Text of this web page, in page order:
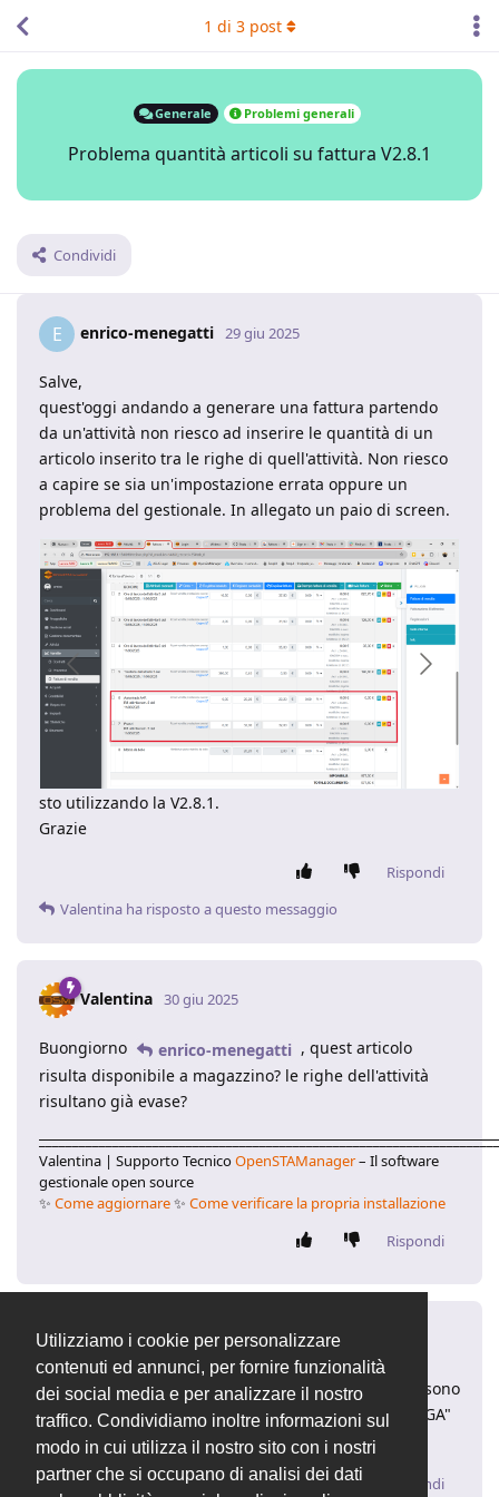
Utilizziamo i cookie per personalizzare
contenuti ed annunci, per fornire funzionalità
dei social media e per analizzare il nostro
traffico. Condividiamo inoltre informazioni sul
modo in cui utilizza il nostro sito con i nostri
partner che si occupano di analisi dei dati
Generale Problemi generali
Problema quantità articoli su fattura V2.8.1
Condividi
1 di 3post
E enrico-menegatti 29 giu 2025
Salve,
quest'oggi andando a generare una fattura partendo
da un'attività non riesco ad inserire le quantità di un
articolo inserito tra le righe di quell'attività. Non riesco
a capire se sia un'impostazione errata oppure un
problema del gestionale. In allegato un paio di screen.
sto utilizzando la V2.8.1.
Grazie
Rispondi
Valentina ha risposto a questo messaggio
Valentina 30 giu 2025
Buongiorno enrico-menegatti , quest articolo
risulta disponibile a magazzino? le righe dell'attività
risultano già evase?
Valentina | Supporto TecnicoOpenSTAManager– Il software
gestionale open source
✨ Come aggiornare✨ Come verificare la propria installazione
Rispondi
E enrico-menegatti 30 giu 2025
Questi articoli non esistono a magazzino in quanto sono
dei rimborsi spese aggiunti tramite il pulsante "+RIGA"
delle attività.
Rispondi